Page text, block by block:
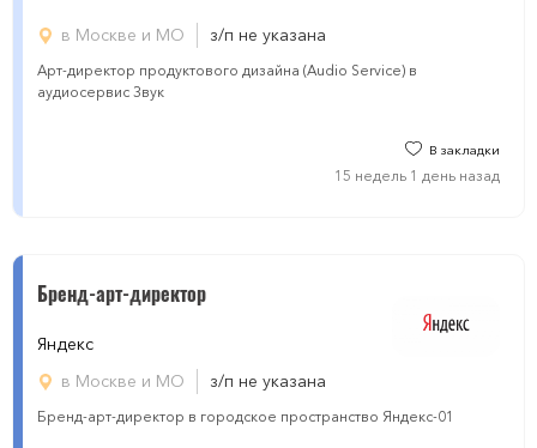
в Москве и МО з/п не указана
Арт-директор продуктового дизайна (Audio Service) в
аудиосервис Звук
В закладки
15 недель 1 день назад
Бренд-арт-директор
Яндекс
в Москве и МО
з/п не указана
Бренд-арт-директор в городское пространство Яндекс-01